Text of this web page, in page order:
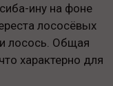
ину на фоне
лососёвых
лосось. Общая
характерно для